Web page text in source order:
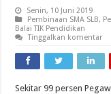
Senin, 10 Juni 2019
Pembinaan SMA SLB,
Balai TIK Pendidikan
Tinggalkan komentar
Sekitar 99 persen